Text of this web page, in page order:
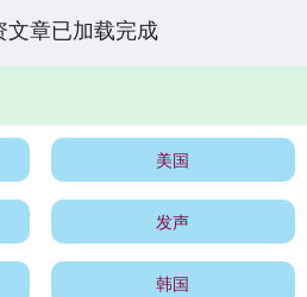
文章已加载完成
美国
发声
韩国